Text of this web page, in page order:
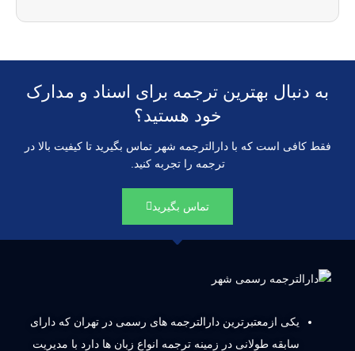
به دنبال بهترین ترجمه برای اسناد و مدارک
خود هستید؟
فقط کافی است که با دارالترجمه شهر تماس بگیرید تا کیفیت بالا در
ترجمه را تجربه کنید.
تماس بگیرید
یکی ازمعتبرترین دارالترجمه های رسمی در تهران که دارای
سابقه طولانی در زمینه ترجمه انواع زبان ها دارد با مدیریت